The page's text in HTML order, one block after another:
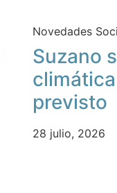
Novedades
Suzano
previsto
28 julio, 2026